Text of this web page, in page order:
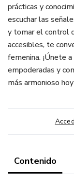
prácticas y
escuchar las
y tomar el control
accesibles, te
femenina. ¡Únete
empoderadas y
más armonioso
Contenido